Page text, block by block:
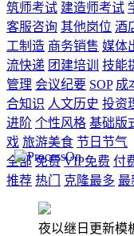
筑师考试 建造师考试
客服咨询 其他岗位 酒
工制造 商务销售 媒体
流快递 团建培训 技能
管理 会议纪要 SOP 成
合知识 人文历史 投资
进阶 个性风格 基础版
戏 旅游美食 节日节气
全部 免费 VIP免费 付
推荐 热门 克隆最多 最
夜以继日更新模